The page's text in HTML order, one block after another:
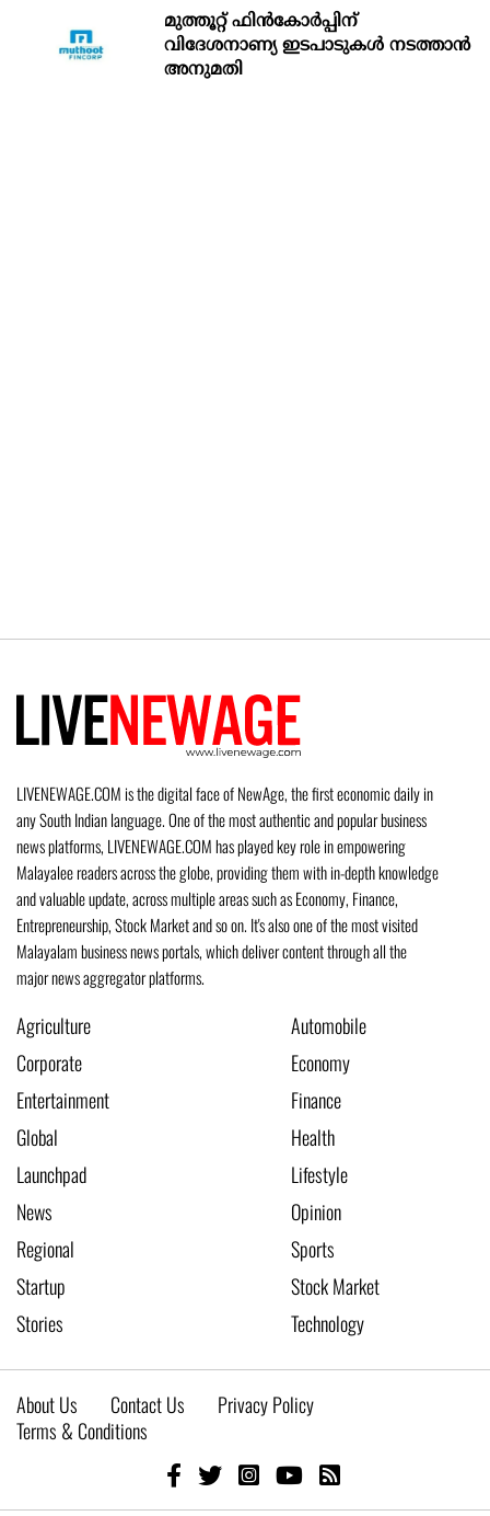
മുത്തൂറ്റ് ഫിൻകോർപ്പിന്
വിദേശനാണ്യ ഇടപാടുകൾ നടത്താൻ
അനുമതി
LIVENEWAGE.COM is the digital face of NewAge, the first economic daily in
any South Indian language. One of the most authentic and popular business
news platforms, LIVENEWAGE.COM has played key role in empowering
Malayalee readers across the globe, providing them with in-depth knowledge
and valuable update, across multiple areas such as Economy, Finance,
Entrepreneurship, Stock Market and so on. It's also one of the most visited
Malayalam business news portals, which deliver content through all the
major news aggregator platforms.
Agriculture
Automobile
Corporate
Economy
Entertainment
Finance
Global
Health
Launchpad
Lifestyle
News
Opinion
Regional
Sports
Startup
Stock Market
Stories
Technology
About Us Contact Us
Privacy Policy
Terms & Conditions